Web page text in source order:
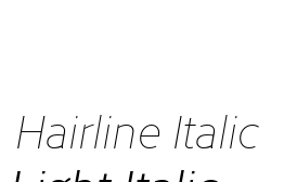
Hairline Italic